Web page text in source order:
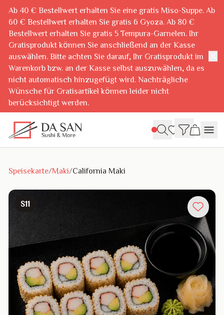
Ab 40 € Bestellwert erhalten Sie eine gratis Miso-Suppe. Ab
60 € Bestellwert erhalten Sie gratis 6 Gyoza. Ab 80 €
Bestellwert erhalten Sie gratis 5 Tempura-Garnelen. Ihr
Gratisprodukt können Sie anschließend an der Kasse
auswählen. Bitte achten Sie darauf, Ihr Gratisprodukt im
Warenkorb bzw. an der Kasse selbst auszuwählen, da es
nicht automatisch hinzugefügt wird. Nachträgliche
Wünsche für Gratisartikel können leider nicht
berücksichtigt werden.
Speisekarte/Maki/California Maki
S11